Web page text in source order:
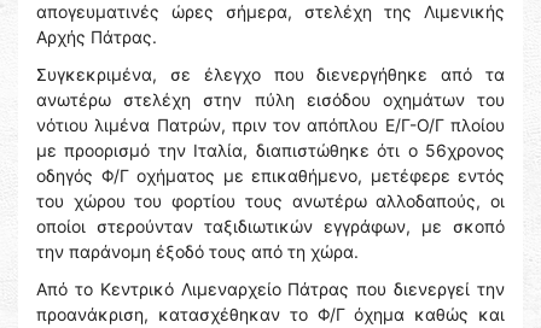
απογευματινές ώρες σήμερα, στελέχη της Λιμενικής
Αρχής Πάτρας.
Συγκεκριμένα, σε έλεγχο που διενεργήθηκε από τα
ανωτέρω στελέχη στην πύλη εισόδου οχημάτων του
νότιου λιμένα Πατρών, πριν τον απόπλου Ε/Γ-Ο/Γ πλοίου
με προορισμό την Ιταλία, διαπιστώθηκε ότι ο 56χρονος
οδηγός Φ/Γ οχήματος με επικαθήμενο, μετέφερε εντός
του χώρου του φορτίου τους ανωτέρω αλλοδαπούς, οι
οποίοι στερούνταν ταξιδιωτικών εγγράφων, με σκοπό
την παράνομη έξοδό τους από τη χώρα.
Από το Κεντρικό Λιμεναρχείο Πάτρας που διενεργεί την
προανάκριση, κατασχέθηκαν το Φ/Γ όχημα καθώς και